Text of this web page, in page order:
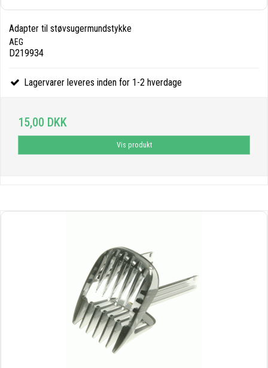
Adapter til støvsugermundstykke
AEG
D219934
Lagervarer leveres inden for 1-2 hverdage
15,00 DKK
Vis produkt